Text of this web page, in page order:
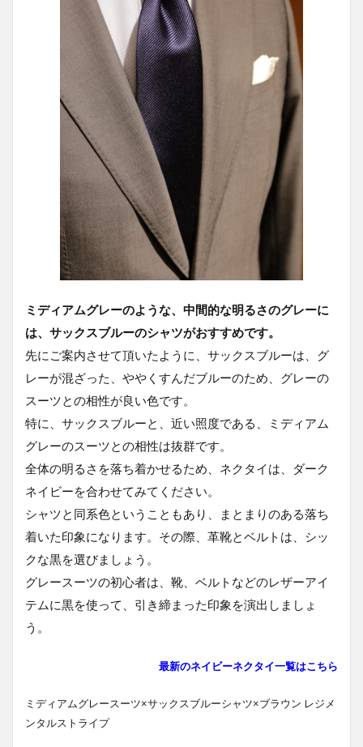
ミディアムグレーのような、中間的な明るさのグレーに
は、サックスブルーのシャツがおすすめです。
先にご案内させて頂いたように、サックスブルーは、グ
レーが混ざった、ややくすんだブルーのため、グレーの
スーツとの相性が良い色です。
特に、サックスブルーと、近い照度である、ミディアム
グレーのスーツとの相性は抜群です。
全体の明るさを落ち着かせるため、ネクタイは、ダーク
ネイビーを合わせてみてください。
シャツと同系色ということもあり、まとまりのある落ち
着いた印象になります。その際、革靴とベルトは、シッ
クな黒を選びましょう。
グレースーツの初心者は、靴、ベルトなどのレザーアイ
テムに黒を使って、引き締まった印象を演出しましょ
う。
最新のネイビーネクタイ一覧はこちら
ミディアムグレースーツ×サックスブルーシャツ×ブラウン レジメ
ンタルストライプ